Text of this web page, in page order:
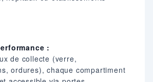
:
de collecte (verre,
ordures), chaque compartiment